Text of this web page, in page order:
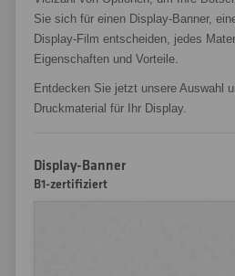
Sie sich für einen Display-Banner,
Display-Film entscheiden, jedes
Eigenschaften und Vorteile.
Entdecken Sie jetzt unsere Auswahl
Druckmaterial für Ihr Display.
Display-Banner
B1-zertifiziert